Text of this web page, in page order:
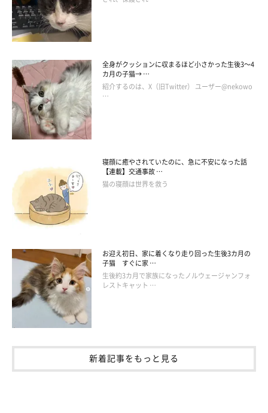
全身がクッションに収まるほど小さかった生後3～4
カ月の子猫→ …
紹介するのは、X（旧Twitter） ユーザー@nekowo
…
寝顔に癒やされていたのに、急に不安になった話
【連載】交通事故 …
猫の寝顔は世界を救う
お迎え初日、家に着くなり走り回った生後3カ月の
子猫 すぐに家 …
生後約3カ月で家族になったノルウェージャンフォ
レストキャット …
新着記事をもっと見る